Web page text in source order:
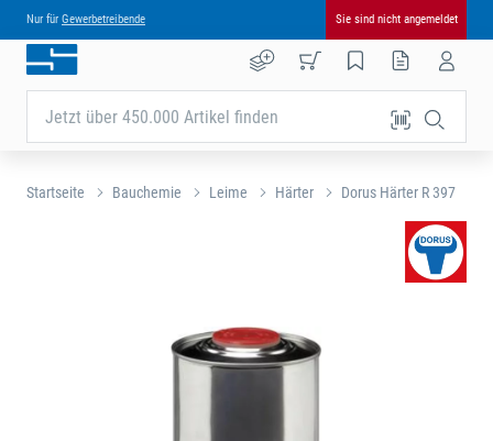
Nur für Gewerbetreibende Sie sind nicht angemeldet
Jetzt über 450.000 Artikel finden
Startseite Bauchemie Leime Härter Dorus Härter R 397